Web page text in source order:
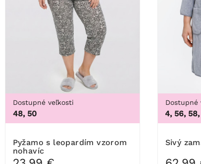
Dostupné veľkosti
48, 50
pyžamo s leopardím vzorom
nohavíc
Dostupné
50, 52, 54, 56, 58,
Sivý